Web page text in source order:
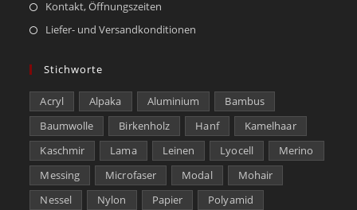
Kontakt, Öffnungszeiten
Liefer- und Versandkonditionen
Stichworte
Acryl Alpaka Aluminium
Bambus
Baumwolle
Birkenholz Hanf
Kamelhaar
Kaschmir
Lama Leinen Lyocell
Merino
Messing
Microfaser Modal
Mohair
Nessel
Nylon Papier Polyamid